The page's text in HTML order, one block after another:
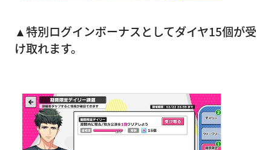
▲特別ログインボーナスとしてダイヤ15個が受
け取れます。